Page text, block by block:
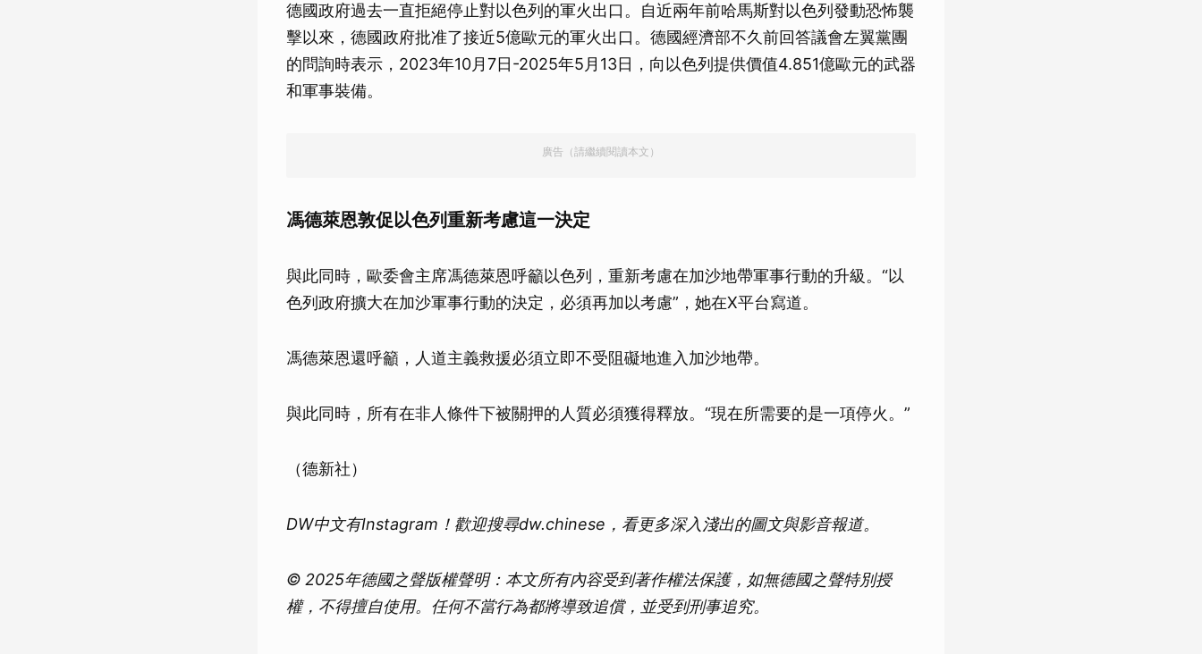
德國政府過去一直拒絕停止對以色列的軍火出口。自近兩年前哈馬斯對以色列發動恐怖襲
擊以來，德國政府批准了接近5億歐元的軍火出口。德國經濟部不久前回答議會左翼黨團
的問詢時表示，2023年10月7日-2025年5月13日，向以色列提供價值4.851億歐元的武器
和軍事裝備。
廣告（請繼續閱讀本文）
馮德萊恩敦促以色列重新考慮這一決定
與此同時，歐委會主席馮德萊恩呼籲以色列，重新考慮在加沙地帶軍事行動的升級。“以
色列政府擴大在加沙軍事行動的決定，必須再加以考慮”，她在X平台寫道。
馮德萊恩還呼籲，人道主義救援必須立即不受阻礙地進入加沙地帶。
與此同時，所有在非人條件下被關押的人質必須獲得釋放。“現在所需要的是一項停火。”
（德新社）
DW中文有Instagram！歡迎搜尋dw.chinese，看更多深入淺出的圖文與影音報道。
© 2025年德國之聲版權聲明：本文所有內容受到著作權法保護，如無德國之聲特別授
權，不得擅自使用。任何不當行為都將導致追償，並受到刑事追究。